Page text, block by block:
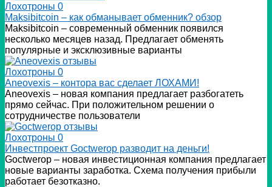
Лохотроны 0
Мaksibitcoin – как обманывает обменник? обзор
Мaksibitcoin – современный обменник появился
несколько месяцев назад. Предлагает обменять
популярные и эксклюзивные варианты
Лохотроны 0
Аneovexis – контора вас сделает ЛОХАМИ!
Аneovexis – новая компания предлагает разбогатеть
прямо сейчас. При положительном решении о
сотрудничестве пользователи
Лохотроны 0
Инвестпроект Goctwerop разводит на деньги!
Goctwerop – новая инвестиционная компания предлагает
новые варианты заработка. Схема получения прибыли
работает безотказно.